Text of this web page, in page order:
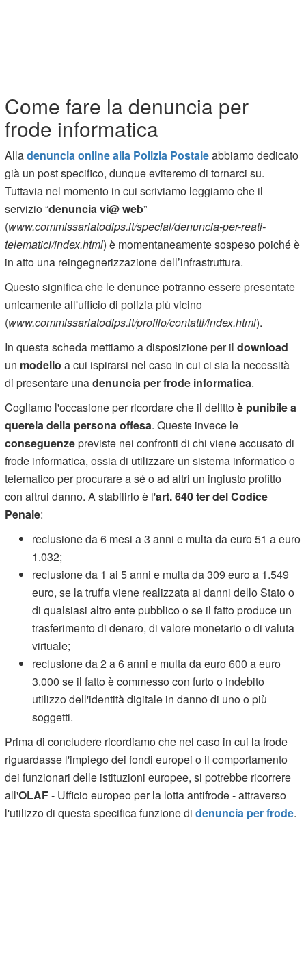
Come fare la denuncia per
frode informatica
Alladenuncia online alla Polizia Postaleabbiamo dedicato
già un post specifico, dunque eviteremo di tornarci su.
Tuttavia nel momento in cui scriviamo leggiamo che il
servizio “denuncia vi@ web”
(www.commissariatodips.it/special/denuncia-per-reati-
telematici/index.html) è momentaneamente sospeso poiché è
in atto una reingegnerizzazione dell’infrastruttura.
Questo significa che le denunce potranno essere presentate
unicamente all'ufficio di polizia più vicino
(www.commissariatodips.it/profilo/contatti/index.html).
In questa scheda mettiamo a disposizione per ildownload
un modelloa cui ispirarsi nel caso in cui ci sia la necessità
di presentare unadenuncia per frode informatica.
Cogliamo l'occasione per ricordare che il delittoè punibile a
querela della persona offesa. Queste invece le
conseguenzepreviste nei confronti di chi viene accusato di
frode informatica, ossia di utilizzare un sistema informatico o
telematico per procurare a sé o ad altri un ingiusto profitto
con altrui danno. A stabilirlo è l'art. 640 ter del Codice
Penale:
reclusione da 6 mesi a 3 anni e multa da euro 51 a euro
1.032;
reclusione da 1 ai 5 anni e multa da 309 euro a 1.549
euro, se la truffa viene realizzata ai danni dello Stato o
di qualsiasi altro ente pubblico o se il fatto produce un
trasferimento di denaro, di valore monetario o di valuta
virtuale;
reclusione da 2 a 6 anni e multa da euro 600 a euro
3.000 se il fatto è commesso con furto o indebito
utilizzo dell'identità digitale in danno di uno o più
soggetti.
Prima di concludere ricordiamo che nel caso in cui la frode
riguardasse l'impiego dei fondi europei o il comportamento
dei funzionari delle istituzioni europee, si potrebbe ricorrere
all'OLAF- Ufficio europeo per la lotta antifrode - attraverso
l'utilizzo di questa specifica funzione didenuncia per frode.